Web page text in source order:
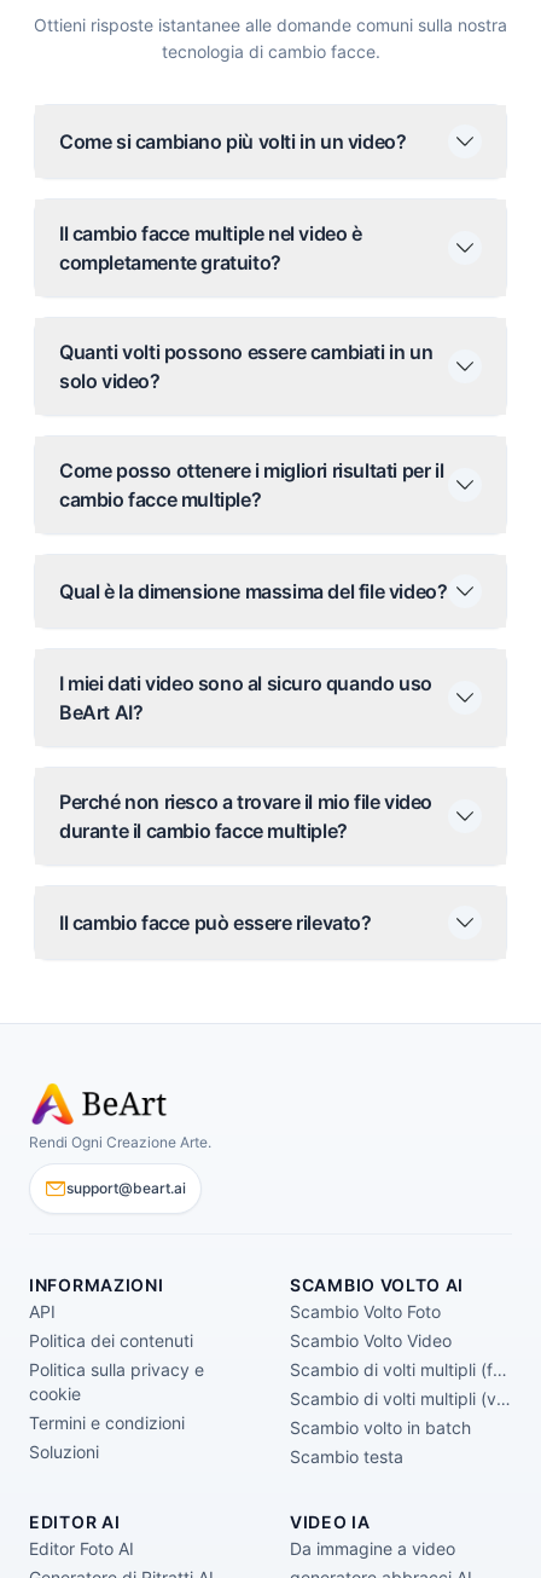
Ottieni risposte istantanee alle domande comuni sulla nostra
tecnologia di cambio facce.
Come si cambiano più volti in un video?
Il cambio facce multiple nel video è
completamente gratuito?
Quanti volti possono essere cambiati in un
solo video?
Come posso ottenere i migliori risultati per il
cambio facce multiple?
Qual è la dimensione massima del file video?
I miei dati video sono al sicuro quando uso
BeArt AI?
Perché non riesco a trovare il mio file video
durante il cambio facce multiple?
Il cambio facce può essere rilevato?
Rendi Ogni Creazione Arte.
support@beart.ai
INFORMAZIONI
API
Politica dei contenuti
Politica sulla privacy e
cookie
Termini e condizioni
Soluzioni
SCAMBIO VOLTO AI
Scambio Volto Foto
Scambio Volto Video
Scambio di volti multipli (foto)
Scambio di volti multipli (video)
Scambio volto in batch
Scambio testa
EDITOR AI
Editor Foto AI
VIDEO IA
Da immagine a video